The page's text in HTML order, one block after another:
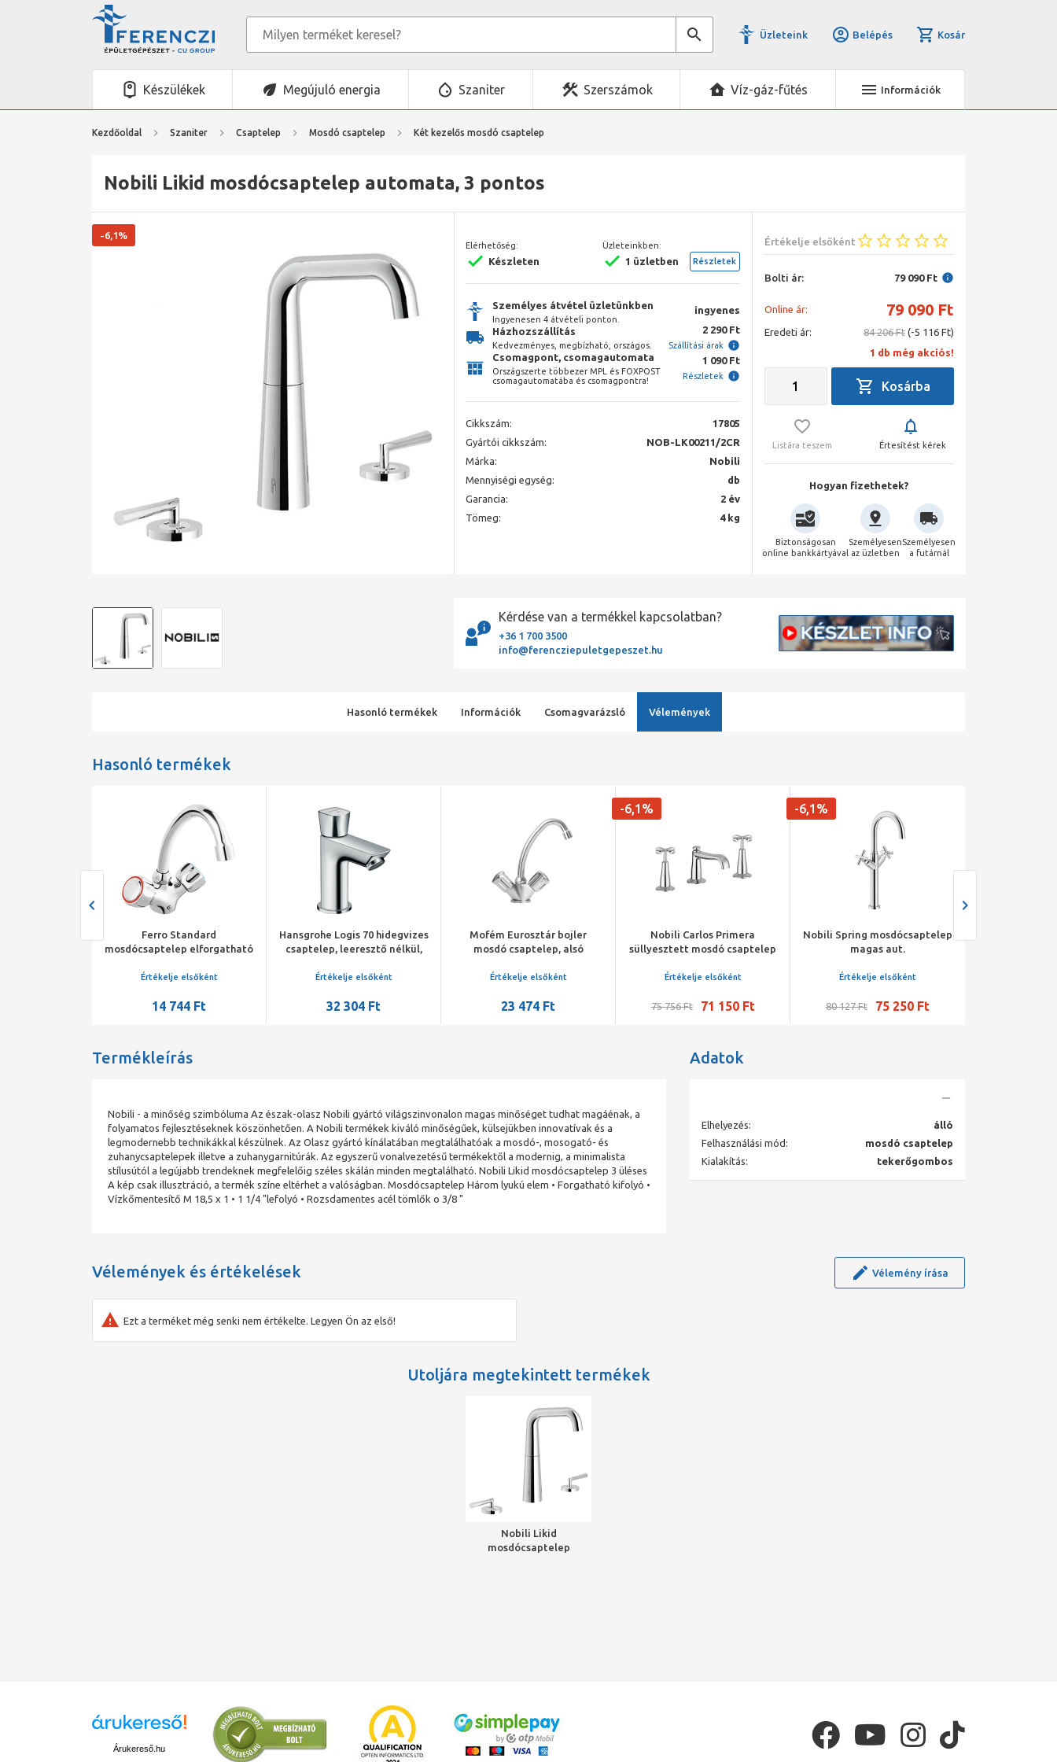
Üzleteink Belépés Kosár
Készülékek Megújuló energia Szaniter Szerszámok Víz-gáz-fűtés Információk
Kezdőoldal Szaniter Csaptelep Mosdó csaptelep Két kezelős mosdó csaptelep
Nobili Likid mosdócsaptelep automata, 3 pontos
-6,1%
Elérhetőség:
Készleten
Üzleteinkben:
1 üzletben Részletek
Személyes átvétel üzletünkben
Ingyenesen 4 átvételi ponton.
ingyenes
Házhozszállítás
Kedvezményes, megbízható, országos.
2 290 Ft
Szállítási árak
Csomagpont, csomagautomata
Országszerte többezer MPL és FOXPOST
csomagautomatába és csomagpontra!
1 090 Ft
Részletek
Cikkszám:
17805
Gyártói cikkszám:
NOB-LK00211/2CR
Márka:
Nobili
Mennyiségi egység:
db
Garancia:
2 év
Tömeg:
4 kg
Értékelje elsőként
Bolti ár: 79 090 Ft
Online ár: 79 090 Ft
Eredeti ár: 84 206 Ft (-5 116 Ft)
1 db még akciós!
Listára teszem Értesítést kérek
Hogyan fizethetek?
Biztonságosan
online bankkártyával
Személyesen
az üzletben
Személyesen
a futárnál
Kérdése van a termékkel kapcsolatban?
+36 1 700 3500
info@ferencziepuletgepeszet.hu
Hasonló termékek Információk Csomagvarázsló Vélemények
Hasonló termékek
Ferro Standard
mosdócsaptelep elforgatható
Értékelje elsőként
14 744 Ft
Hansgrohe Logis 70 hidegvizes
csaptelep, leeresztő nélkül,
Értékelje elsőként
32 304 Ft
Mofém Eurosztár bojler
mosdó csaptelep, alsó
bojlerekhez
Értékelje elsőként
23 474 Ft
Nobili Carlos Primera
süllyesztett mosdó csaptelep
-6,1%
Értékelje elsőként
75 756 Ft 71 150 Ft
Nobili Spring mosdócsaptelep
magas aut.
-6,1%
Értékelje elsőként
80 127 Ft 75 250 Ft
Termékleírás
Nobili - a minőség szimbóluma Az észak-olasz Nobili gyártó világszinvonalon magas minőséget tudhat magáénak, a
folyamatos fejlesztéseknek köszönhetően. A Nobili termékek kiváló minőségűek, külsejükben innovatívak és a
legmodernebb technikákkal készülnek. Az Olasz gyártó kínálatában megtalálhatóak a mosdó-, mosogató- és
zuhanycsaptelepek illetve a zuhanygarnitúrák. Az egyszerű vonalvezetésű termékektől a modernig, a minimalista
stílusútól a legújabb trendeknek megfelelőig széles skálán minden megtalálható. Nobili Likid mosdócsaptelep 3 üléses
A kép csak illusztráció, a termék színe eltérhet a valóságban. Mosdócsaptelep Három lyukú elem • Forgatható kifolyó •
Vízkőmentesítő M 18,5 x 1 • 1 1/4 "lefolyó • Rozsdamentes acél tömlők o 3/8 "
Adatok
Elhelyezés:
álló
Felhasználási mód:
mosdó csaptelep
Kialakítás:
tekerőgombos
Vélemények és értékelések Vélemény írása
Ezt a terméket még senki nem értékelte. Legyen Ön az első!
Utoljára megtekintett termékek
Nobili Likid
mosdócsaptelep
Árukereső.hu